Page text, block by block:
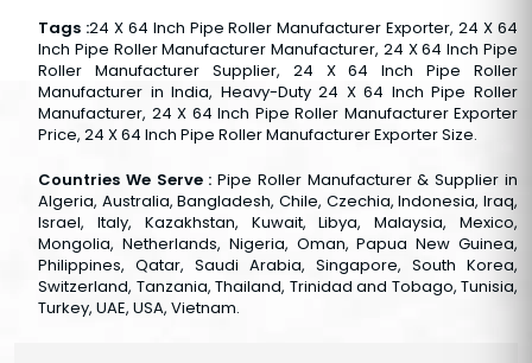
Tags :24 X 64 Inch Pipe Roller Manufacturer Exporter, 24 X 64
Inch Pipe Roller Manufacturer Manufacturer, 24 X 64 Inch Pipe
Roller Manufacturer Supplier, 24 X 64 Inch Pipe Roller
Manufacturer in India, Heavy-Duty 24 X 64 Inch Pipe Roller
Manufacturer, 24 X 64 Inch Pipe Roller Manufacturer Exporter
Price, 24 X 64 Inch Pipe Roller Manufacturer Exporter Size.
Countries We Serve : Pipe Roller Manufacturer & Supplier in
Algeria, Australia, Bangladesh, Chile, Czechia, Indonesia, Iraq,
Israel, Italy, Kazakhstan, Kuwait, Libya, Malaysia, Mexico,
Mongolia, Netherlands, Nigeria, Oman, Papua New Guinea,
Philippines, Qatar, Saudi Arabia, Singapore, South Korea,
Switzerland, Tanzania, Thailand, Trinidad and Tobago, Tunisia,
Turkey, UAE, USA, Vietnam.